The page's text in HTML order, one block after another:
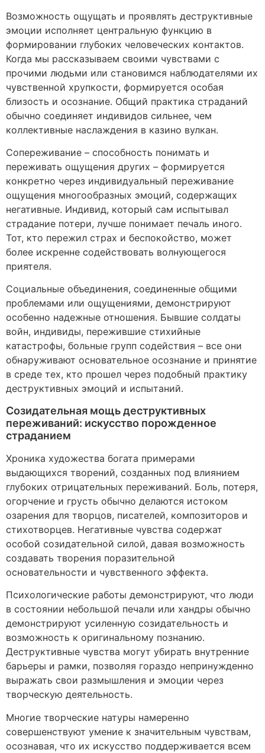
Возможность ощущать и проявлять деструктивные
эмоции исполняет центральную функцию в
формировании глубоких человеческих контактов.
Когда мы рассказываем своими чувствами с
прочими людьми или становимся наблюдателями их
чувственной хрупкости, формируется особая
близость и осознание. Общий практика страданий
обычно соединяет индивидов сильнее, чем
коллективные наслаждения в казино вулкан.
Сопереживание – способность понимать и
переживать ощущения других – формируется
конкретно через индивидуальный переживание
ощущения многообразных эмоций, содержащих
негативные. Индивид, который сам испытывал
страдание потери, лучше понимает печаль иного.
Тот, кто пережил страх и беспокойство, может
более искренне содействовать волнующегося
приятеля.
Социальные объединения, соединенные общими
проблемами или ощущениями, демонстрируют
особенно надежные отношения. Бывшие солдаты
войн, индивиды, пережившие стихийные
катастрофы, больные групп содействия – все они
обнаруживают основательное осознание и принятие
в среде тех, кто прошел через подобный практику
деструктивных эмоций и испытаний.
Созидательная мощь деструктивных
переживаний: искусство порожденное
страданием
Хроника художества богата примерами
выдающихся творений, созданных под влиянием
глубоких отрицательных переживаний. Боль, потеря,
огорчение и грусть обычно делаются истоком
озарения для творцов, писателей, композиторов и
стихотворцев. Негативные чувства содержат
особой созидательной силой, давая возможность
создавать творения поразительной
основательности и чувственного эффекта.
Психологические работы демонстрируют, что люди
в состоянии небольшой печали или хандры обычно
демонстрируют усиленную созидательность и
возможность к оригинальному познанию.
Деструктивные чувства могут убирать внутренние
барьеры и рамки, позволяя гораздо непринужденно
выражать свои размышления и эмоции через
творческую деятельность.
Многие творческие натуры намеренно
совершенствуют умение к значительным чувствам,
осознавая, что их искусство поддерживается всем